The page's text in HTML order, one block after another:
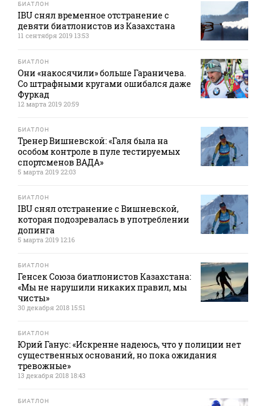
БИАТЛОН
IBU снял временное отстранение с
девяти биатлонистов из Казахстана
11 сентября 2019 13:53
БИАТЛОН
Они «накосячили» больше Гараничева.
Со штрафными кругами ошибался даже
Фуркад
12 марта 2019 20:59
БИАТЛОН
Тренер Вишневской: «Галя была на
особом контроле в пуле тестируемых
спортсменов ВАДА»
5 марта 2019 22:03
БИАТЛОН
IBU снял отстранение с Вишневской,
которая подозревалась в употреблении
допинга
5 марта 2019 12:16
БИАТЛОН
Генсек Союза биатлонистов Казахстана:
«Мы не нарушили никаких правил, мы
чисты»
30 декабря 2018 15:51
БИАТЛОН
Юрий Ганус: «Искренне надеюсь, что у полиции нет
существенных оснований, но пока ожидания
тревожные»
13 декабря 2018 18:43
БИАТЛОН